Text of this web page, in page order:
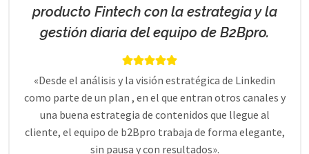
producto Fintech con la estrategia y la
gestión diaria del equipo de B2Bpro.
«Desde el análisis y la visión estratégica de Linkedin
como parte de un plan , en el que entran otros canales y
una buena estrategia de contenidos que llegue al
cliente, el equipo de b2Bpro trabaja de forma elegante,
sin pausa y con resultados».